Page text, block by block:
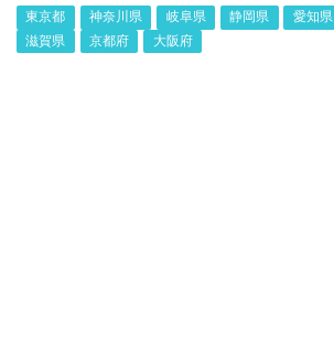
東京都 神奈川県 岐阜県 静岡県
愛知県
滋賀県
京都府 大阪府